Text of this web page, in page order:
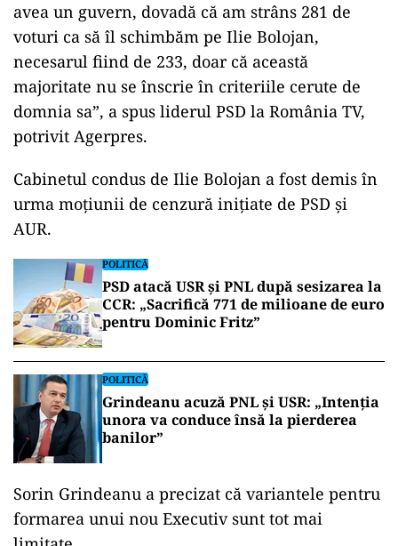
avea un guvern, dovadă că am strâns 281 de
voturi ca să îl schimbăm pe Ilie Bolojan,
necesarul fiind de 233, doar că această
majoritate nu se înscrie în criteriile cerute de
domnia sa”, a spus liderul PSD la România TV,
potrivit Agerpres.
Cabinetul condus de Ilie Bolojan a fost demis în
urma moțiunii de cenzură inițiate de PSD și
AUR.
POLITICĂ
PSD atacă USR și PNL după sesizarea la
CCR: „Sacrifică 771 de milioane de euro
pentru Dominic Fritz”
POLITICĂ
Grindeanu acuză PNL și USR: „Intenția
unora va conduce însă la pierderea
banilor”
Sorin Grindeanu a precizat că variantele pentru
formarea unui nou Executiv sunt tot mai